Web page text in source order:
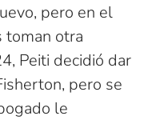
pero en el
toman otra
Peiti decidió dar
pero se
le